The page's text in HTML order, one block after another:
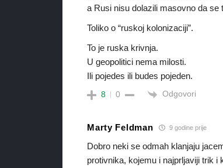
a Rusi nisu dolazili masovno da se
Toliko o “ruskoj kolonizaciji”.
To je ruska krivnja.
U geopolitici nema milosti.
Ili pojedes ili budes pojeden.
8 0 Odgovori
Marty Feldman 9 godine prije
Dobro neki se odmah klanjaju
protivnika, kojemu i najprljaviji trik